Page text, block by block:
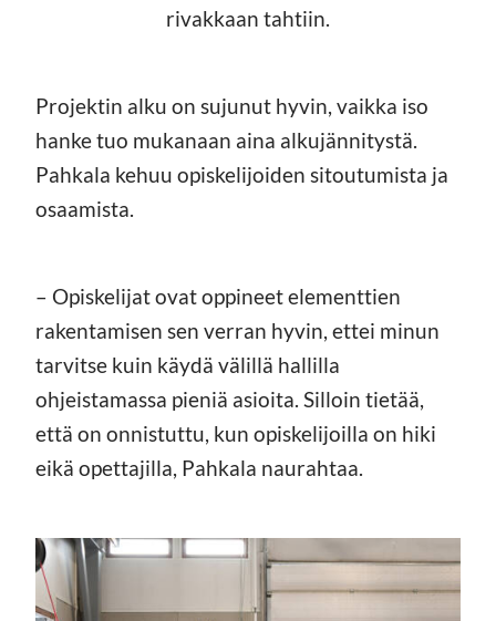
rivakkaan tahtiin.
Projektin alku on sujunut hyvin, vaikka iso
hanke tuo mukanaan aina alkujännitystä.
Pahkala kehuu opiskelijoiden sitoutumista ja
osaamista.
– Opiskelijat ovat oppineet elementtien
rakentamisen sen verran hyvin, ettei minun
tarvitse kuin käydä välillä hallilla
ohjeistamassa pieniä asioita. Silloin tietää,
että on onnistuttu, kun opiskelijoilla on hiki
eikä opettajilla, Pahkala naurahtaa.